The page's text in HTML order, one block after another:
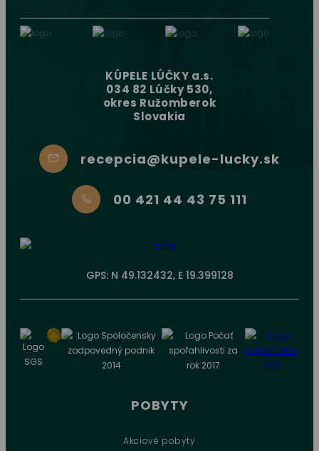
KÚPELE LÚČKY a.s.
034 82 Lúčky 530,
okres Ružomberok
Slovakia
recepcia@kupele-lucky.sk
00 421 44 43 75 111
GPS: N 49.132432, E 19.399128
POBYTY
Akciové pobyty